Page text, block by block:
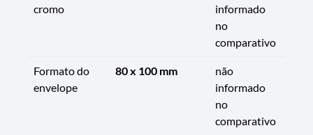
cromo
informado
no
comparativo
Formato do
envelope
80 x 100 mm
não
informado
no
comparativo